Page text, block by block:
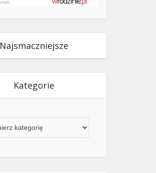
Najsmaczniejsze
Kategorie